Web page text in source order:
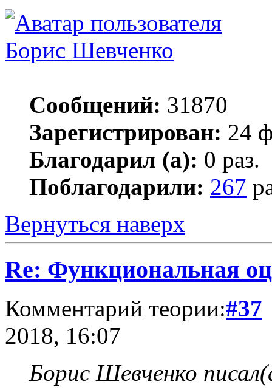
Борис Шевченко
Сообщений: 31870
Зарегистрирован: 24
Благодарил (а): 0 раз.
Поблагодарили: 267
Вернуться наверх
Re: Функциональная
Комментарий теории:#37
2018, 16:07
Борис Шевченко